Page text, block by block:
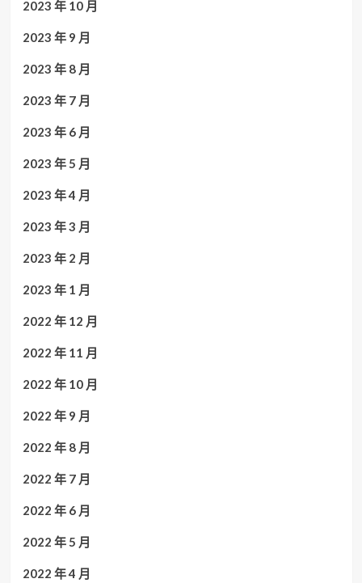
2023 年 10 月
2023 年 9 月
2023 年 8 月
2023 年 7 月
2023 年 6 月
2023 年 5 月
2023 年 4 月
2023 年 3 月
2023 年 2 月
2023 年 1 月
2022 年 12 月
2022 年 11 月
2022 年 10 月
2022 年 9 月
2022 年 8 月
2022 年 7 月
2022 年 6 月
2022 年 5 月
2022 年 4 月